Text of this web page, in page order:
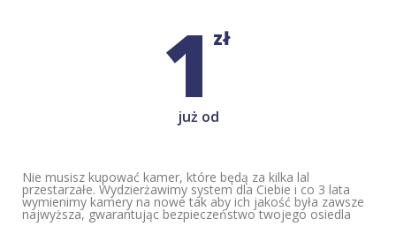
1 zł
już od
Nie musisz kupować kamer, które będą za kilka lal
przestarzałe. Wydzierżawimy system dla Ciebie i co 3 lata
wymienimy kamery na nowe tak aby ich jakość była zawsze
najwyższa, gwarantując bezpieczeństwo twojego osiedla